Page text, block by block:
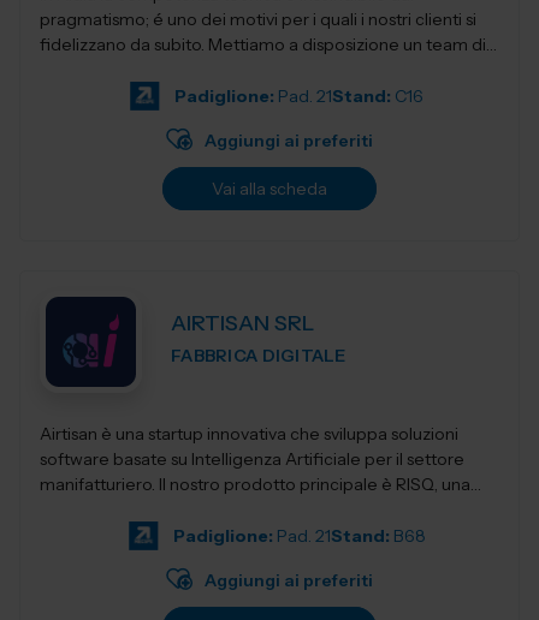
pragmatismo; é uno dei motivi per i quali i nostri clienti si
fidelizzano da subito. Mettiamo a disposizione un team di
Padiglione: Pad. 21Stand: C16
Aggiungi ai preferiti
Vai alla scheda
AIRTISAN SRL
FABBRICA DIGITALE
Airtisan è una startup innovativa che sviluppa soluzioni
software basate su Intelligenza Artificiale per il settore
manifatturiero. Il nostro prodotto principale è RISQ, una
Padiglione: Pad. 21Stand: B68
Aggiungi ai preferiti